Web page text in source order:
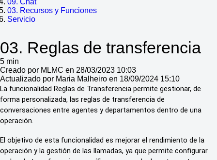
09. Chat
03. Recursos y Funciones
Servicio
03. Reglas de transferencia
5 min
Creado por MLMC en 28/03/2023 10:03
Actualizado por Maria Malheiro en 18/09/2024 15:10
La funcionalidad Reglas de Transferencia permite gestionar, de
forma personalizada, las reglas de transferencia de
conversaciones entre agentes y departamentos dentro de una
operación.
El objetivo de esta funcionalidad es mejorar el rendimiento de la
operación y la gestión de las llamadas, ya que permite configurar